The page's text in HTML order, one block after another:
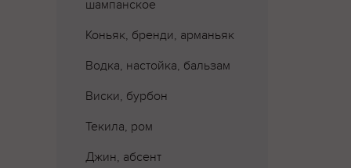
шампанское
Коньяк, бренди, арманьяк
Водка, настойка, бальзам
Виски, бурбон
Текила, ром
Джин, абсент